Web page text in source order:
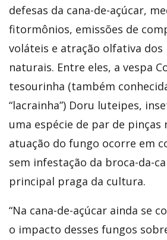
defesas da cana-de-açúcar,
fitormônios, emissões de
voláteis e atração olfativa dos
naturais. Entre eles, a vespa
tesourinha (também
“lacrainha”) Doru luteipes,
uma espécie de par de pinças
atuação do fungo ocorre em
sem infestação da broca-da-
principal praga da cultura.
“Na cana-de-açúcar ainda se
o impacto desses fungos